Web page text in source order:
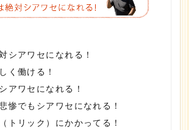
シアワセになれる！
く働ける！
アワセになれる！
惨でもシアワセになれる！
トリック）にかかってる！